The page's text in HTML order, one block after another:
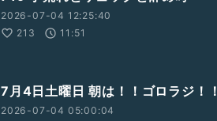
2026-07-04 12:25:40
213
11:51
7月4日土曜日 朝は！！ゴロラジ！！
2026-07-04 05:00:04